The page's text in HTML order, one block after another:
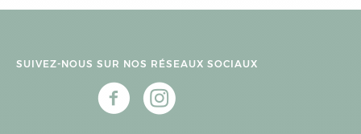
SUIVEZ-NOUS SUR NOS RÉSEAUX SOCIAUX